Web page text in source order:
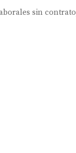
sin contrato